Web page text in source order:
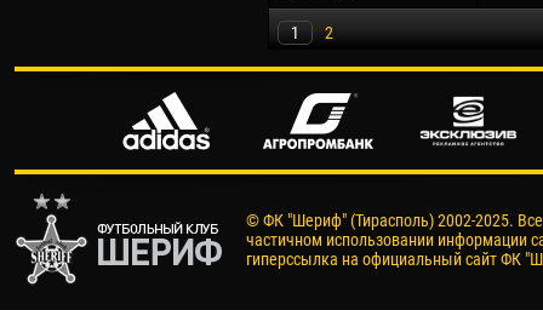
1 2
© ФК "Шериф" (Тирасполь) 2002-2025.
частичном использовании информации
гиперссылка на официальный сайт ФК